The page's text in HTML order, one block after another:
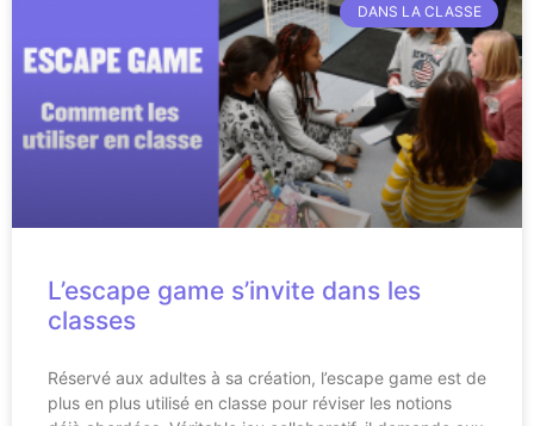
DANS LA CLASSE
L’escape game s’invite dans les
classes
Réservé aux adultes à sa création, l’escape game est de
plus en plus utilisé en classe pour réviser les notions